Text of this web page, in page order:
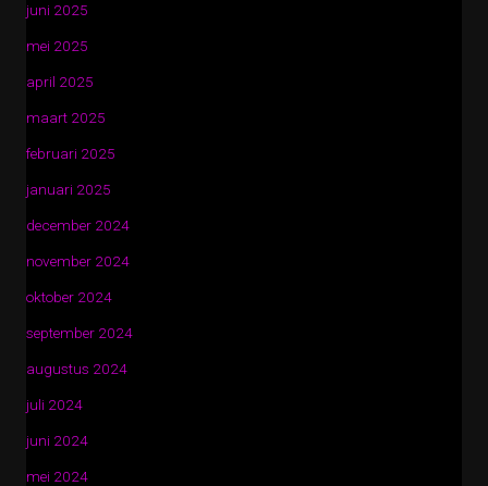
juni 2025
mei 2025
april 2025
maart 2025
februari 2025
januari 2025
december 2024
november 2024
oktober 2024
september 2024
augustus 2024
juli 2024
juni 2024
mei 2024